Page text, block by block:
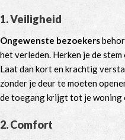
1. Veiligheid
Ongewenste bezoekers
het verleden. Herken je de
Laat dan kort en krachtig
zonder je deur te moeten
de toegang krijgt tot je
2. Comfort